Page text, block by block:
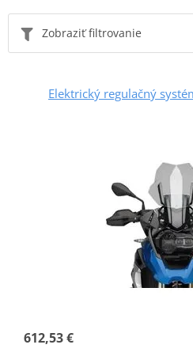
Zobraziť filtrovanie
Elektrický regulačný
612,53 €